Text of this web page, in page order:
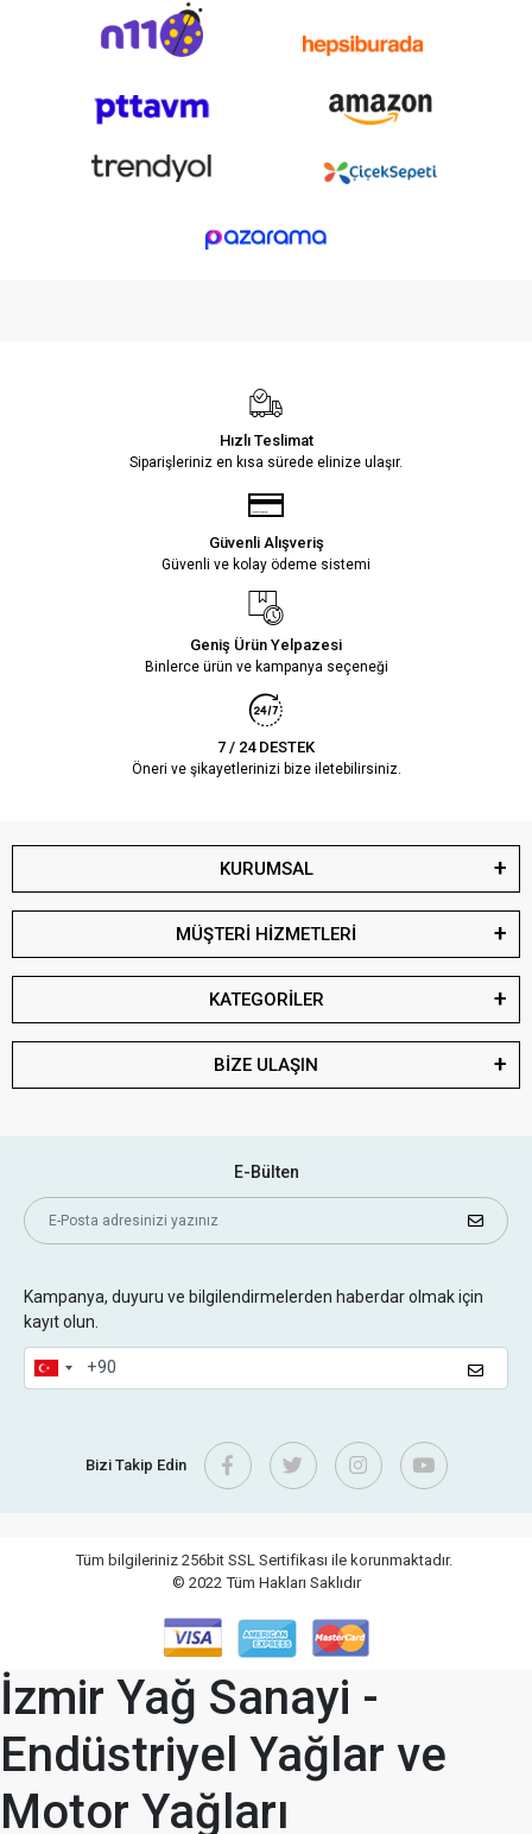
Hızlı Teslimat
Siparişleriniz en kısa sürede elinize ulaşır.
Güvenli Alışveriş
Güvenli ve kolay ödeme sistemi
Geniş Ürün Yelpazesi
Binlerce ürün ve kampanya seçeneği
7 / 24 DESTEK
Öneri ve şikayetlerinizi bize iletebilirsiniz.
KURUMSAL
MÜŞTERİ HİZMETLERİ
KATEGORİLER
BİZE ULAŞIN
E-Bülten
Kampanya, duyuru ve bilgilendirmelerden haberdar olmak için
kayıt olun.
Bizi Takip Edin
Tüm bilgileriniz 256bit SSL Sertifikası ile korunmaktadır.
© 2022 Tüm Hakları Saklıdır
İzmir Yağ Sanayi -
Endüstriyel Yağlar ve
Motor Yağları